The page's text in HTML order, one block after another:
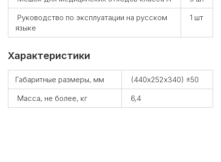
Руководство по эксплуатации на русском
языке
1 шт
Характеристики
Габаритные размеры, мм
(440х252х340) ±50
Масса, не более, кг
6,4